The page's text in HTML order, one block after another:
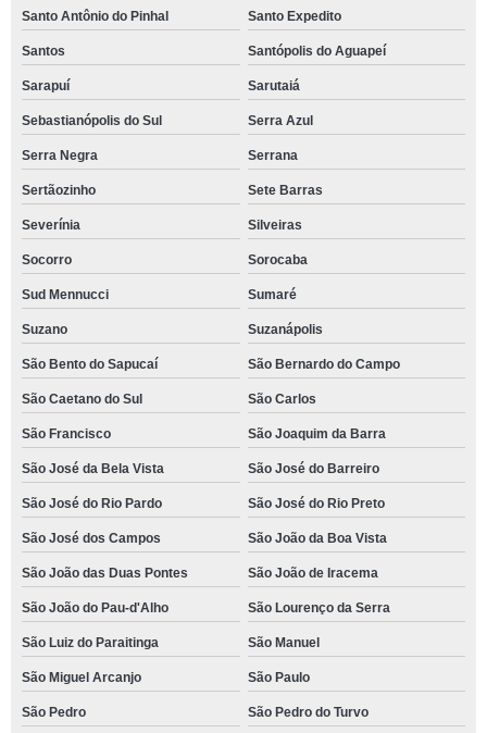
Santo Antônio do Pinhal Santo Expedito
Santos Santópolis do Aguapeí
Sarapuí Sarutaiá
Sebastianópolis do Sul Serra Azul
Serra Negra Serrana
Sertãozinho Sete Barras
Severínia Silveiras
Socorro Sorocaba
Sud Mennucci Sumaré
Suzano Suzanápolis
São Bento do Sapucaí São Bernardo do Campo
São Caetano do Sul São Carlos
São Francisco São Joaquim da Barra
São José da Bela Vista São José do Barreiro
São José do Rio Pardo São José do Rio Preto
São José dos Campos São João da Boa Vista
São João das Duas Pontes São João de Iracema
São João do Pau-d'Alho São Lourenço da Serra
São Luiz do Paraitinga São Manuel
São Miguel Arcanjo São Paulo
São Pedro São Pedro do Turvo